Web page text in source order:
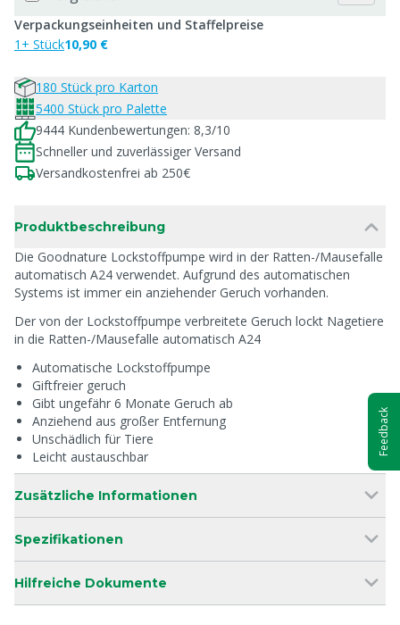
Verpackungseinheiten und Staffelpreise
1+ Stück10,90 €
180 Stück pro Karton
5400 Stück pro Palette
9444 Kundenbewertungen: 8,3/10
Schneller und zuverlässiger Versand
Versandkostenfrei ab 250€
Produktbeschreibung
Die Goodnature Lockstoffpumpe wird in der Ratten-/Mausefalle
automatisch A24 verwendet. Aufgrund des automatischen
Systems ist immer ein anziehender Geruch vorhanden.
Der von der Lockstoffpumpe verbreitete Geruch lockt Nagetiere
in die Ratten-/Mausefalle automatisch A24
Automatische Lockstoffpumpe
Giftfreier geruch
Gibt ungefähr 6 Monate Geruch ab
Anziehend aus großer Entfernung
Unschädlich für Tiere
Leicht austauschbar
Zusätzliche Informationen
Spezifikationen
Hilfreiche Dokumente
Feedback